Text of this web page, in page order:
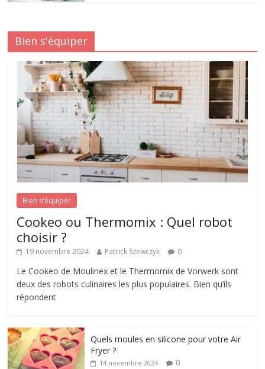
Bien s'équiper
Bien s'équiper
Cookeo ou Thermomix : Quel robot
choisir ?
19 novembre 2024 Patrick Szewczyk 0
Le Cookeo de Moulinex et le Thermomix de Vorwerk sont
deux des robots culinaires les plus populaires. Bien qu’ils
répondent
Quels moules en silicone pour votre Air
Fryer ?
14 novembre 2024 0